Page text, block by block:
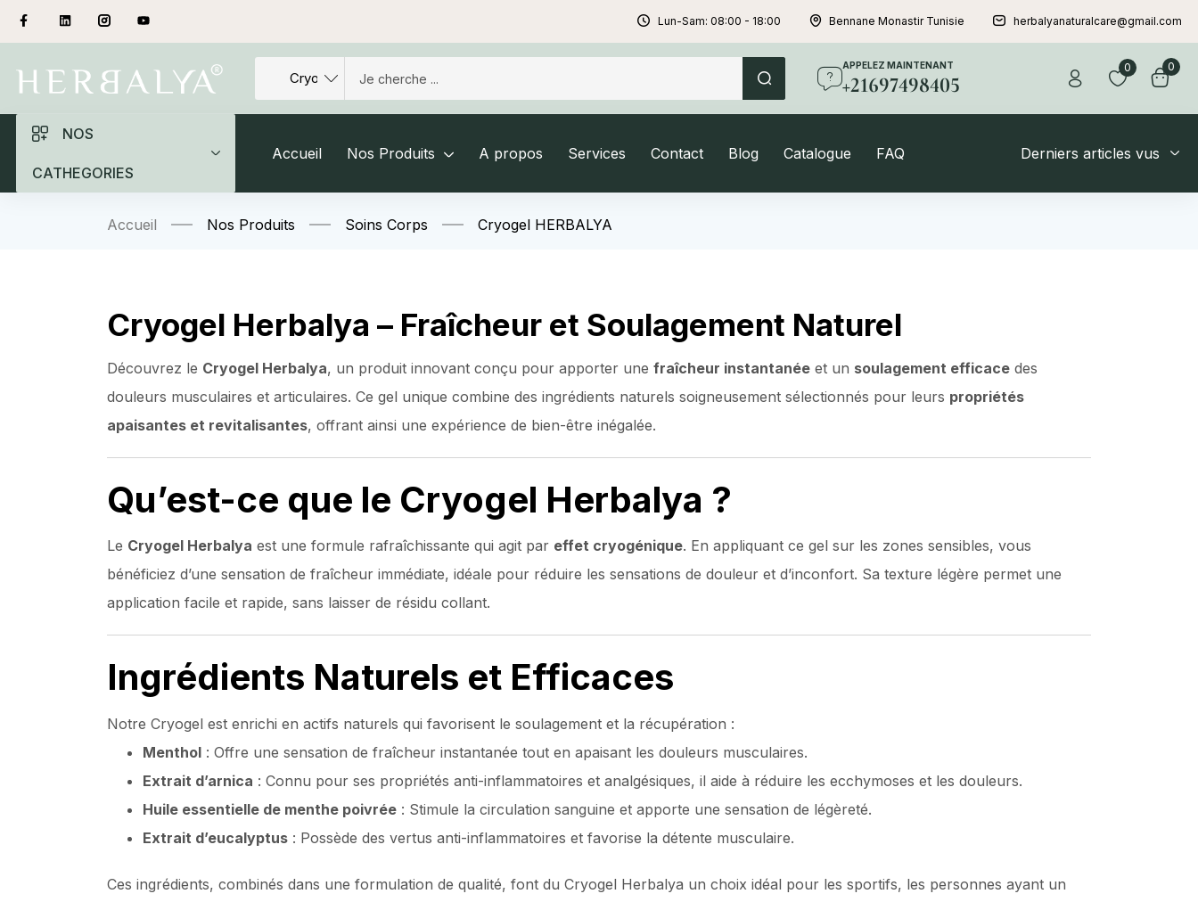
Lun-Sam: 08:00 - 18:00 Bennane Monastir Tunisie herbalyanaturalcare@gmail.com
APPELEZ MAINTENANT
+21697498405
0 0
NOS
CATHEGORIES
Accueil Nos Produits A propos Services Contact Blog Catalogue FAQ Derniers articles vus
Accueil Nos Produits Soins Corps Cryogel HERBALYA
Cryogel Herbalya – Fraîcheur et Soulagement Naturel
Découvrez le Cryogel Herbalya, un produit innovant conçu pour apporter une fraîcheur instantanée et un soulagement efficace des
douleurs musculaires et articulaires. Ce gel unique combine des ingrédients naturels soigneusement sélectionnés pour leurs propriétés
apaisantes et revitalisantes, offrant ainsi une expérience de bien-être inégalée.
Qu’est-ce que le Cryogel Herbalya ?
Le Cryogel Herbalya est une formule rafraîchissante qui agit par effet cryogénique. En appliquant ce gel sur les zones sensibles, vous
bénéficiez d’une sensation de fraîcheur immédiate, idéale pour réduire les sensations de douleur et d’inconfort. Sa texture légère permet une
application facile et rapide, sans laisser de résidu collant.
Ingrédients Naturels et Efficaces
Notre Cryogel est enrichi en actifs naturels qui favorisent le soulagement et la récupération :
Menthol : Offre une sensation de fraîcheur instantanée tout en apaisant les douleurs musculaires.
Extrait d’arnica : Connu pour ses propriétés anti-inflammatoires et analgésiques, il aide à réduire les ecchymoses et les douleurs.
Huile essentielle de menthe poivrée : Stimule la circulation sanguine et apporte une sensation de légèreté.
Extrait d’eucalyptus : Possède des vertus anti-inflammatoires et favorise la détente musculaire.
Ces ingrédients, combinés dans une formulation de qualité, font du Cryogel Herbalya un choix idéal pour les sportifs, les personnes ayant un